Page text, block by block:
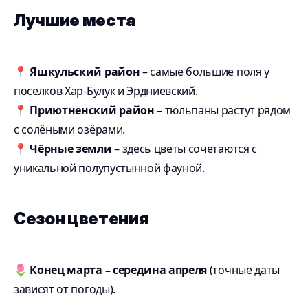
Лучшие места
📍Яшкульский район– самые большие поля у
посёлков Хар-Булук и Эрдниевский.
📍 Приютненский район– тюльпаны растут рядом
с солёными озёрами.
📍Чёрные земли– здесь цветы сочетаются с
уникальной полупустынной фауной.
Сезон цветения
🌷 Конец марта – середина апреля(точные даты
зависят от погоды).